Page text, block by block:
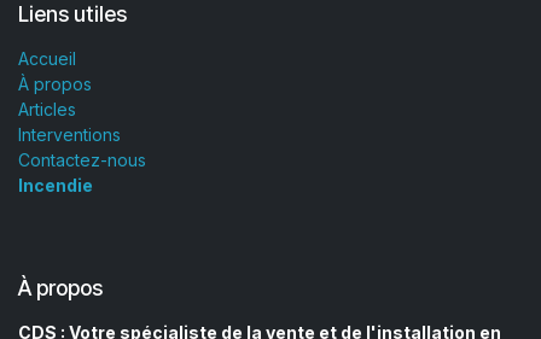
Liens utiles
Accueil
À propos
Articles
Interventions
Contactez-nous
Incendie
À propos
CDS : Votre spécialiste de la vente et de l'installation en